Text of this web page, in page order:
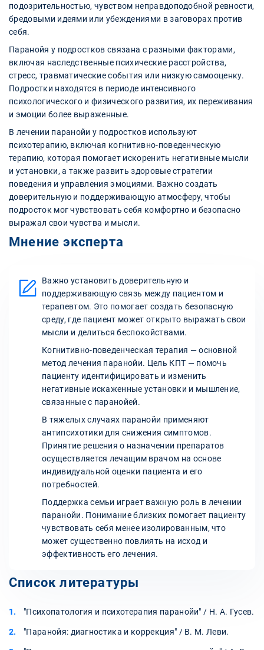
подозрительностью, чувством неправдоподобной ревности,
бредовыми идеями или убеждениями в заговорах против
себя.
Паранойя у подростков связана с разными факторами,
включая наследственные психические расстройства,
стресс, травматические события или низкую самооценку.
Подростки находятся в периоде интенсивного
психологического и физического развития, их переживания
и эмоции более выраженные.
В лечении паранойи у подростков используют
психотерапию, включая когнитивно-поведенческую
терапию, которая помогает искоренить негативные мысли
и установки, а также развить здоровые стратегии
поведения и управления эмоциями. Важно создать
доверительную и поддерживающую атмосферу, чтобы
подросток мог чувствовать себя комфортно и безопасно
выражал свои чувства и мысли.
Мнение эксперта
Важно установить доверительную и
поддерживающую связь между пациентом и
терапевтом. Это помогает создать безопасную
среду, где пациент может открыто выражать свои
мысли и делиться беспокойствами.
Когнитивно-поведенческая терапия — основной
метод лечения паранойи. Цель КПТ — помочь
пациенту идентифицировать и изменить
негативные искаженные установки и мышление,
связанные с паранойей.
В тяжелых случаях паранойи применяют
антипсихотики для снижения симптомов.
Принятие решения о назначении препаратов
осуществляется лечащим врачом на основе
индивидуальной оценки пациента и его
потребностей.
Поддержка семьи играет важную роль в лечении
паранойи. Понимание близких помогает пациенту
чувствовать себя менее изолированным, что
может существенно повлиять на исход и
эффективность его лечения.
Список литературы
"Психопатология и психотерапия паранойи" / Н. А. Гусев.
"Паранойя: диагностика и коррекция" / В. М. Леви.